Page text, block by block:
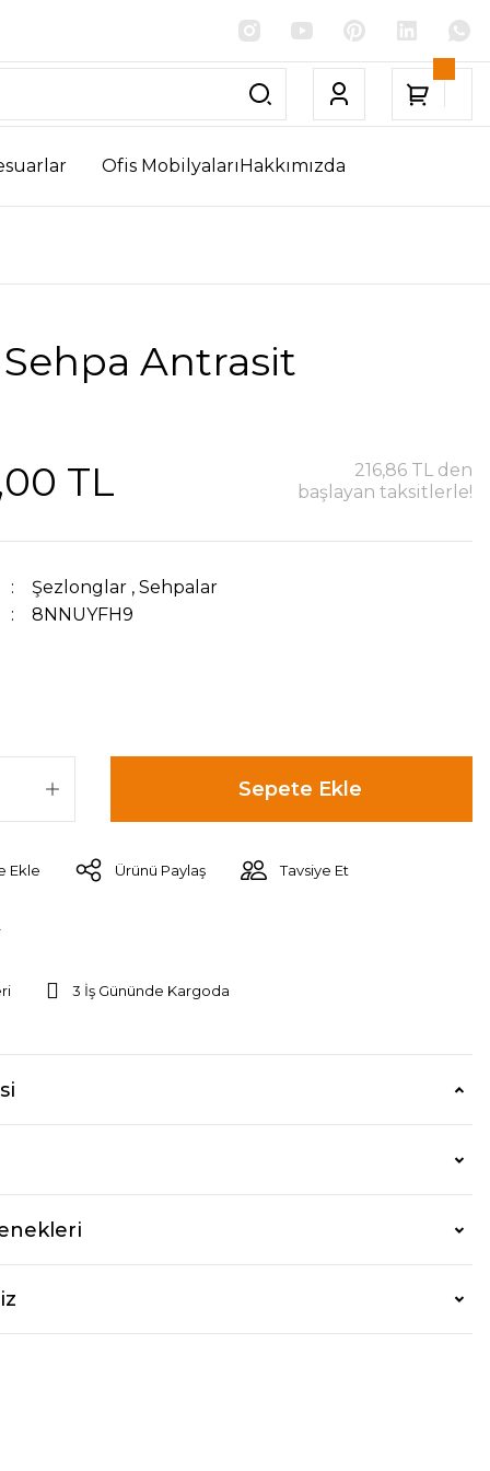
Ofis MobilyalarıHakkımızda
Antrasit
TL
216,86 TL den
başlayan taksitlerle!
Şezlonglar , Sehpalar
8NNUYFH9
Sepete Ekle
Ürünü Paylaş Tavsiye Et
3 İş Gününde Kargoda